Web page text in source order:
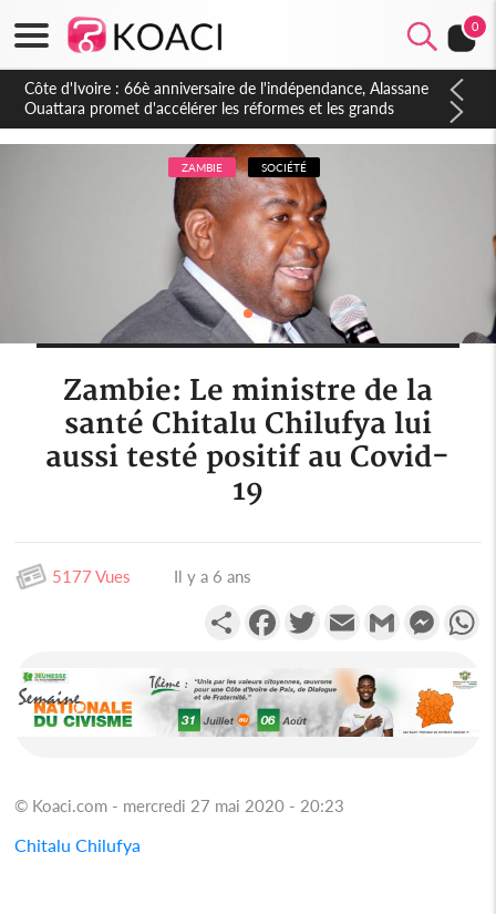
0
Côte d'Ivoire : À Abidjan, Amadou Oury Bah admire le modèle
ivoirien et veut s'en inspirer pour accélérer le développement
de la Guinée
ZAMBIE SOCIÉTÉ
Zambie: Le ministre de la
santé Chitalu Chilufya lui
aussi testé positif au Covid-
19
5177 Vues Il y a 6 ans
PartagerFacebookTwitterEmail Gmail
© Koaci.com - mercredi 27 mai 2020 - 20:23
Chitalu Chilufya